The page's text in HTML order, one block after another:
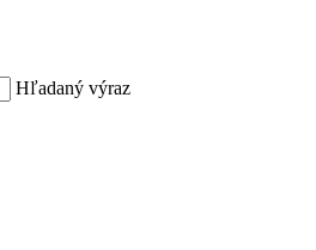
Hľadaný výraz